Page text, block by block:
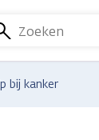
Zoeken
bij kanker